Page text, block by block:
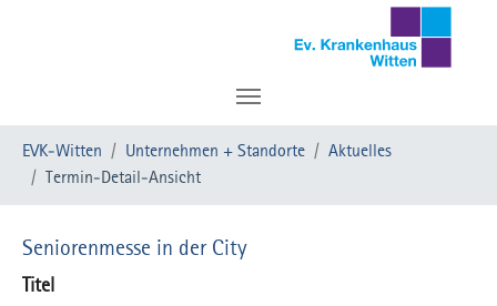
Sie sind hier:
EVK-Witten Unternehmen + Standorte
Aktuelles
Termin-Detail-Ansicht
Seniorenmesse in der City
Titel